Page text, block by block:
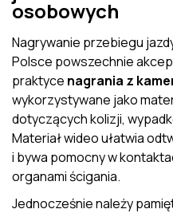
osobowych
Nagrywanie przebiegu
Polsce powszechnie
praktyce nagrania z
wykorzystywane jako
dotyczących kolizji,
Materiał wideo ułatwia
i bywa pomocny w
organami ścigania.
Jednocześnie należy